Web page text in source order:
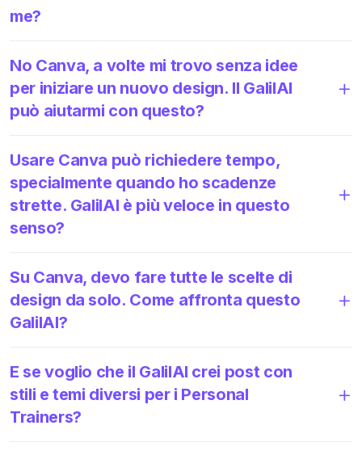
me?
No Canva, a volte mi trovo senza idee
per iniziare un nuovo design. Il GalilAI
può aiutarmi con questo?
Usare Canva può richiedere tempo,
specialmente quando ho scadenze
strette. GalilAI è più veloce in questo
senso?
Su Canva, devo fare tutte le scelte di
design da solo. Come affronta questo
GalilAI?
E se voglio che il GalilAI crei post con
stili e temi diversi per i Personal
Trainers?